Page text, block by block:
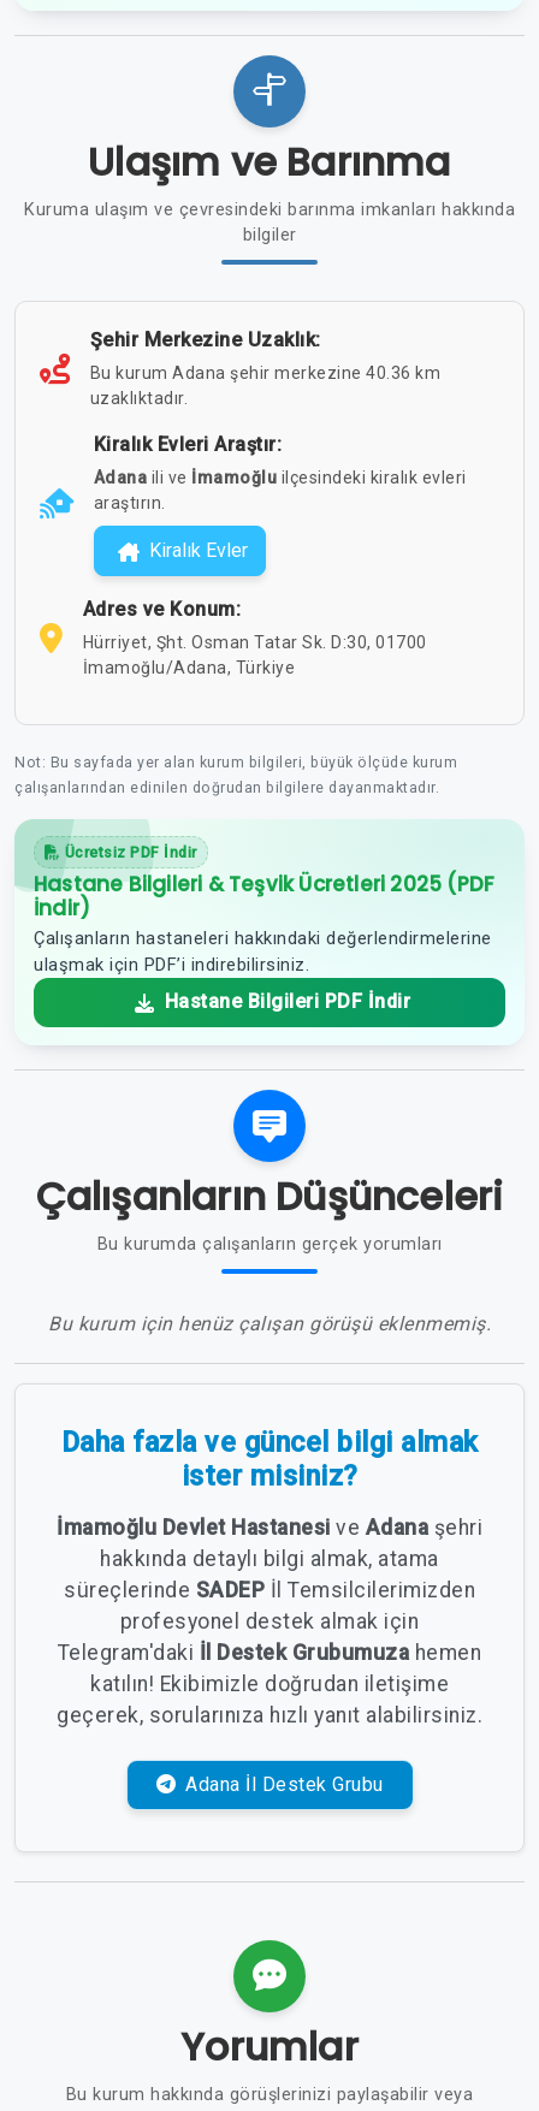
Ulaşım ve Barınma
Kuruma ulaşım ve çevresindeki barınma imkanları hakkında
bilgiler
Şehir Merkezine Uzaklık:
Bu kurum Adana şehir merkezine 40.36 km
uzaklıktadır.
Kiralık Evleri Araştır:
Adana ili ve İmamoğlu ilçesindeki kiralık evleri
araştırın.
Kiralık Evler
Adres ve Konum:
Hürriyet, Şht. Osman Tatar Sk. D:30, 01700
İmamoğlu/Adana, Türkiye
Not: Bu sayfada yer alan kurum bilgileri, büyük ölçüde kurum
çalışanlarından edinilen doğrudan bilgilere dayanmaktadır.
Ücretsiz PDF İndir
Hastane Bilgileri & Teşvik Ücretleri 2025 (PDF
İndir)
Çalışanların hastaneleri hakkındaki değerlendirmelerine
ulaşmak için PDF’i indirebilirsiniz.
Hastane Bilgileri PDF İndir
Çalışanların Düşünceleri
Bu kurumda çalışanların gerçek yorumları
Bu kurum için henüz çalışan görüşü eklenmemiş.
Daha fazla ve güncel bilgi almak
ister misiniz?
İmamoğlu Devlet Hastanesi ve Adana şehri
hakkında detaylı bilgi almak, atama
süreçlerinde SADEP İl Temsilcilerimizden
profesyonel destek almak için
Telegram'daki İl Destek Grubumuza hemen
katılın! Ekibimizle doğrudan iletişime
geçerek, sorularınıza hızlı yanıt alabilirsiniz.
Adana İl Destek Grubu
Yorumlar
Bu kurum hakkında görüşlerinizi paylaşabilir veya